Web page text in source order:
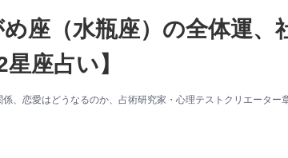
座（水瓶座）の全体運、
座占い】
、恋愛はどうなるのか、占術研究家・心理テストクリエーター